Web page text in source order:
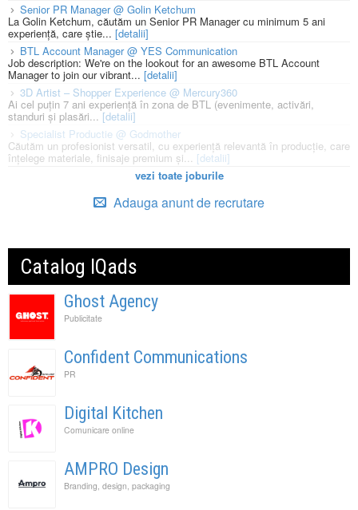
Senior PR Manager @ Golin Ketchum
La Golin Ketchum, căutăm un Senior PR Manager cu minimum 5 ani
experiență, care știe... [detalii]
BTL Account Manager @ YES Communication
Job description: We're on the lookout for an awesome BTL Account
Manager to join our vibrant... [detalii]
3D Artist – Shopper Experience @ Mercury360
Ai cel puțin 7 ani experiență în zona de BTL (evenimente, activări,
standuri și plasări...[detalii]
Specialist Productie @ Godmother
Căutăm un profesionist versatil, cu experiență relevantă în producție, care
înțelege materiale, finisaje premium și... [detalii]
vezi toate joburile
Adauga anunt de recrutare
Catalog IQads
Ghost Agency
Publicitate
Confident Communications
PR
Digital Kitchen
Comunicare online
AMPRO Design
Branding, design, packaging